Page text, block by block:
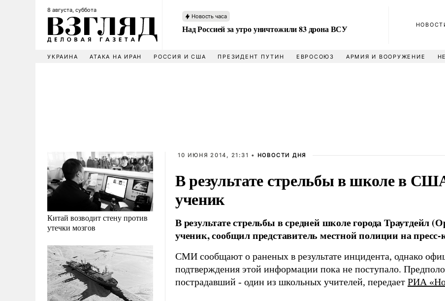
8 августа, суббота
Новость часа
Над Россией за утро уничтожили 83 дрона ВСУ
УКРАИНА АТАКА НА ИРАН РОССИЯ И США ПРЕЗИДЕНТ ПУТИН ЕВРОСОЮЗ АРМИЯ И ВООРУЖЕНИЕ
Китай возводит стену против
утечки мозгов
10 ИЮНЯ 2014, 21:31 • НОВОСТИ ДНЯ
В результате стрельбы в школе в
ученик
В результате стрельбы в средней школе города Траутдейл
ученик, сообщил представитель местной полиции на
СМИ сообщают о раненых в результате инцидента, однако
подтверждения этой информации пока не поступало.
пострадавший - один из школьных учителей, передает РИА